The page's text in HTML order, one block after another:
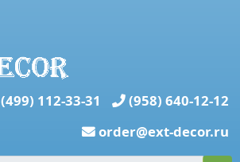
(499) 112-33-31
(958) 640-12-12
order@ext-decor.ru